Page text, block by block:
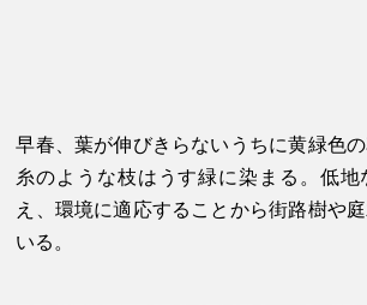
早春、葉が伸びきらないうちに黄緑色
糸のような枝はうす緑に染まる。低
え、環境に適応することから街路樹や
いる。